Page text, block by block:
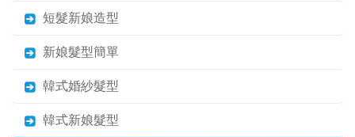
短髮新娘造型
新娘髮型簡單
韓式婚紗髮型
韓式新娘髮型